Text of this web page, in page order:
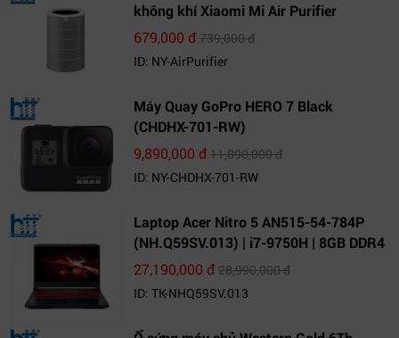
không khí Xiaomi Mi Air Purifier
679,000 đ739,000 đ
ID: NY-AirPurifier
Máy Quay GoPro HERO 7 Black
(CHDHX-701-RW)
9,890,000 đ11,890,000 đ
ID: NY-CHDHX-701-RW
Laptop Acer Nitro 5 AN515-54-784P
(NH.Q59SV.013) | i7-9750H | 8GB DDR4
| 1TB HDD | GeForce GTX 1650 4GB |
27,190,000 đ28,990,000 đ
ID: TK-NHQ59SV.013